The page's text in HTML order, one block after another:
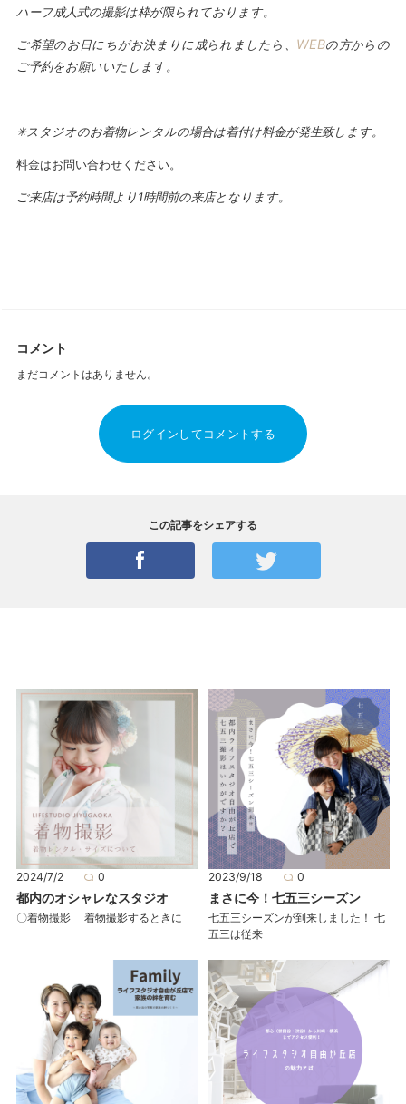
ハーフ成人式の撮影は枠が限られております。
ご希望のお日にちがお決まりに成られましたら、 WEBの方からの
ご予約をお願いいたします。
✳︎スタジオのお着物レンタルの場合は着付け料金が発生致します。
料金はお問い合わせください。
ご来店は予約時間より1時間前の来店となります。
コメント
まだコメントはありません。
ログインしてコメントする
この記事をシェアする
2024/7/2 0
都内のオシャレなスタジオ
〇着物撮影 着物撮影するときに
2023/9/18 0
まさに今！七五三シーズン
七五三シーズンが到来しました！ 七
五三は従来